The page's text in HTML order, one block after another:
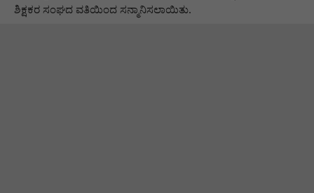
ಶಿಕ್ಷಕರ ಸಂಘದ ವತಿಯಿಂದ ಸನ್ಮಾನಿಸಲಾಯಿತು.